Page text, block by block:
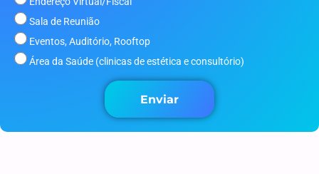
Sala de Reunião
Eventos, Auditório, Rooftop
Área da Saúde (clinicas de estética e consultório)
Enviar